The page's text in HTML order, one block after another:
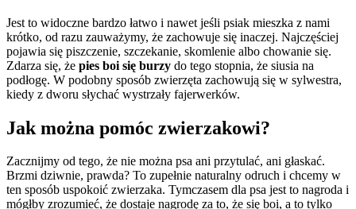
Jest to widoczne bardzo łatwo i nawet jeśli psiak mieszka z nami
krótko, od razu zauważymy, że zachowuje się inaczej. Najczęściej
pojawia się piszczenie, szczekanie, skomlenie albo chowanie się.
Zdarza się, że pies boi się burzy do tego stopnia, że siusia na
podłogę. W podobny sposób zwierzęta zachowują się w sylwestra,
kiedy z dworu słychać wystrzały fajerwerków.
Jak można pomóc zwierzakowi?
Zacznijmy od tego, że nie można psa ani przytulać, ani głaskać.
Brzmi dziwnie, prawda? To zupełnie naturalny odruch i chcemy w
ten sposób uspokoić zwierzaka. Tymczasem dla psa jest to nagroda i
mógłby zrozumieć, że dostaje nagrodę za to, że się boi, a to tylko